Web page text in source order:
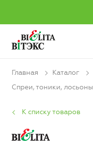
Главная Каталог
Спреи, тоники, лосьоны
К списку товаров